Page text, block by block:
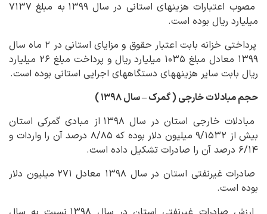
مصوب اعتبارات هزینه‏ای استانی در سال ۱۳۹۹ به مبلغ ۷۱۳۷
میلیارد ریال بوده است.
پرداختی خزانه بابت اعتبار حقوق و مزایای استانی در ۲ ماه سال
۱۳۹۹ معادل مبلغ ۱۰۳۵ میلیارد ریال و پرداخت مبلغ ۲۶ میلیارد
ریال بابت سایر هزینه‏های دستگاه‏های اجرایی استانی بوده است.
حجم مبادلات خارجی ( گمرک–سال ۱۳۹۸ )
مبادلات خارجی استان در سال ۱۳۹۸ از مبادی گمرکی استان
بیش از ۹/۱۵۳۲ میلیون دلار بوده که ۸/۸۵ درصد آن را واردات و
۶/۱۴ درصد آن را صادرات تشکیل داده است.
صادرات غیرنفتی استان در سال ۱۳۹۸ معادل ۲۷۱ میلیون دلار
بوده است.